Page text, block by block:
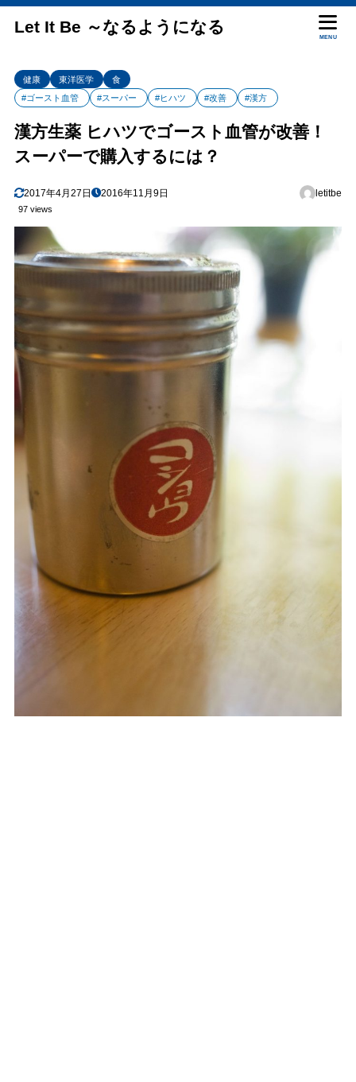
Let It Be ～なるようになる
MENU
健康 東洋医学
食
#ゴースト血管
#スーパー #ヒハツ #改善 #漢方
漢方生薬 ヒハツでゴースト血管が改善！
スーパーで購入するには？
2017年4月27日 2016年11月9日 letitbe
97 views